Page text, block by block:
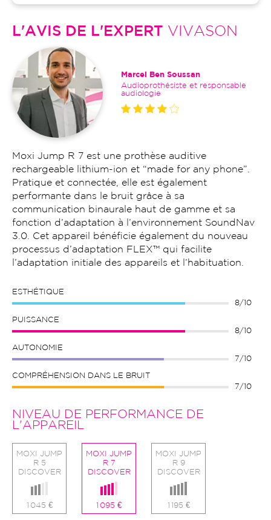
L'AVIS DE L'EXPERT VIVASON
Marcel Ben Soussan
Audioprothésiste et responsable
audiologie
Moxi Jump R 7 est une prothèse auditive
rechargeable lithium-ion et “made for any phone”.
Pratique et connectée, elle est également
performante dans le bruit grâce à sa
communication binaurale haut de gamme et sa
fonction d’adaptation à l’environnement SoundNav
3.0. Cet appareil bénéficie également du nouveau
processus d’adaptation FLEX™ qui facilite
l’adaptation initiale des appareils et l’habituation.
ESTHÉTIQUE
8/10
PUISSANCE
8/10
AUTONOMIE
7/10
COMPRÉHENSION DANS LE BRUIT
7/10
NIVEAU DE PERFORMANCE DE
L'APPAREIL
MOXI JUMP
R 5
DISCOVER
1 045 €
MOXI JUMP
R 7
DISCOVER
1 095 €
MOXI JUMP
R 9
DISCOVER
1 195 €